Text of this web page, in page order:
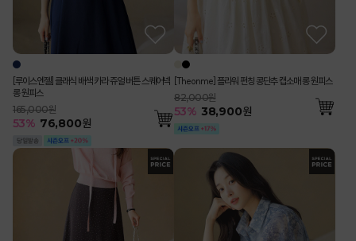
[루이스엔젤] 클래식 배색 카라 쥬얼 버튼 스퀘어넥
롱 원피스
165,000원
53% 76,800원
[Theonme] 플라워 펀칭 콩단추 캡소매 롱 원피스
82,000원
53% 38,900원